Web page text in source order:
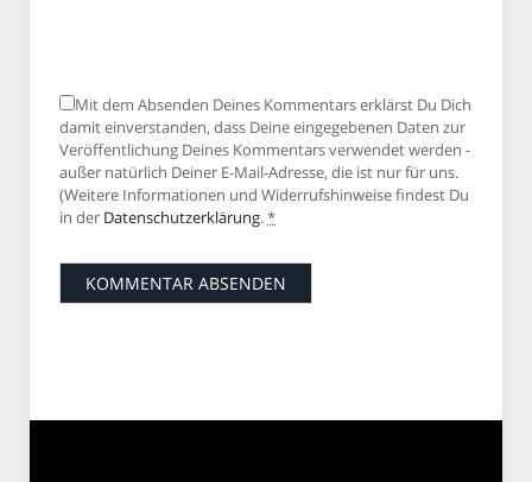
Mit dem Absenden Deines Kommentars erklärst Du Dich
damit einverstanden, dass Deine eingegebenen Daten zur
Veröffentlichung Deines Kommentars verwendet werden -
außer natürlich Deiner E-Mail-Adresse, die ist nur für uns.
(Weitere Informationen und Widerrufshinweise findest Du
in der Datenschutzerklärung.*